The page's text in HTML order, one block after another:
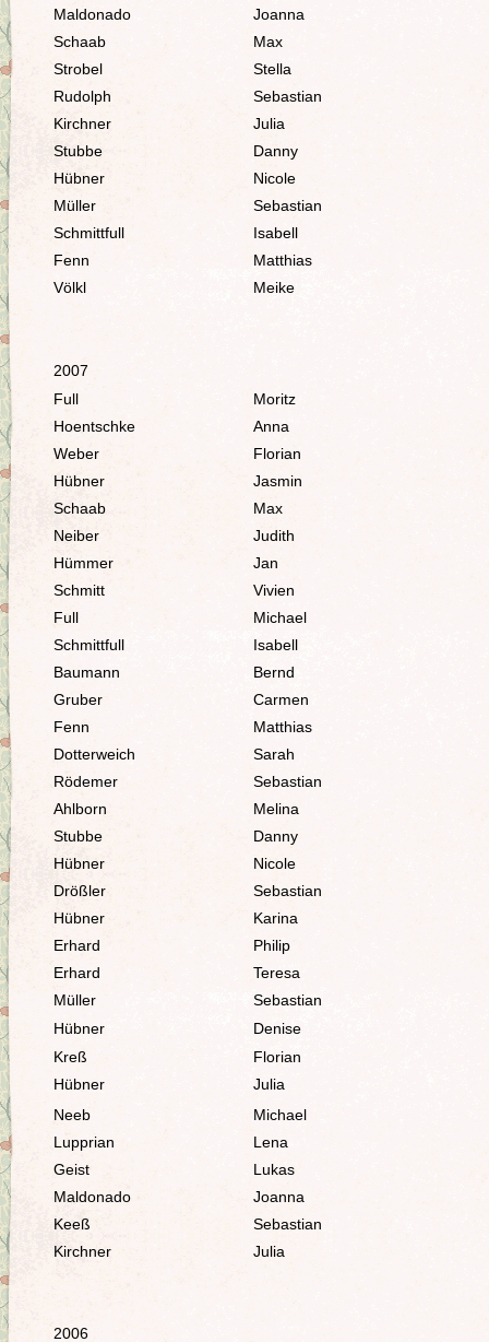
Maldonado
Joanna
Schaab
Max
Strobel
Stella
Rudolph
Sebastian
Kirchner
Julia
Stubbe
Danny
Hübner
Nicole
Müller
Sebastian
Schmittfull
Isabell
Fenn
Matthias
Völkl
Meike
2007
Full
Moritz
Hoentschke
Anna
Weber
Florian
Hübner
Jasmin
Schaab
Max
Neiber
Judith
Hümmer
Jan
Schmitt
Vivien
Full
Michael
Schmittfull
Isabell
Baumann
Bernd
Gruber
Carmen
Fenn
Matthias
Dotterweich
Sarah
Rödemer
Sebastian
Ahlborn
Melina
Stubbe
Danny
Hübner
Nicole
Drößler
Sebastian
Hübner
Karina
Erhard
Philip
Erhard
Teresa
Müller
Sebastian
Hübner
Denise
Kreß
Florian
Hübner
Julia
Neeb
Michael
Lupprian
Lena
Geist
Lukas
Maldonado
Joanna
Keeß
Sebastian
Kirchner
Julia
2006